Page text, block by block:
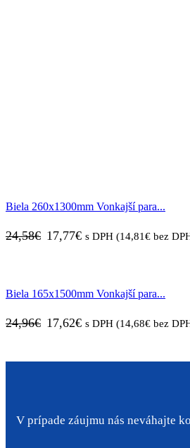
Biela 260x1300mm Vonkajší para...
24,58€ Pôvodná
24,58€.
17,77€Aktuálna
17,77€.
s DPH (14,81€ bez
Biela 165x1500mm Vonkajší para...
24,96€ Pôvodná
bola:
17,62€Aktuálna
je:
s DPH (14,68€ bez
V prípade záujmu nás neváhajte